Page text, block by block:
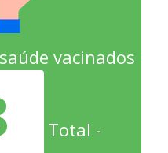
vacinados
Total -